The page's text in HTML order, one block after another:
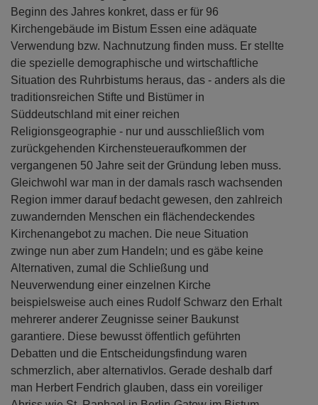
Beginn des Jahres konkret, dass er für 96
Kirchengebäude im Bistum Essen eine adäquate
Verwendung bzw. Nachnutzung finden muss. Er stellte
die spezielle demographische und wirtschaftliche
Situation des Ruhrbistums heraus, das - anders als die
traditionsreichen Stifte und Bistümer in
Süddeutschland mit einer reichen
Religionsgeographie - nur und ausschließlich vom
zurückgehenden Kirchensteueraufkommen der
vergangenen 50 Jahre seit der Gründung leben muss.
Gleichwohl war man in der damals rasch wachsenden
Region immer darauf bedacht gewesen, den zahlreich
zuwandernden Menschen ein flächendeckendes
Kirchenangebot zu machen. Die neue Situation
zwinge nun aber zum Handeln; und es gäbe keine
Alternativen, zumal die Schließung und
Neuverwendung einer einzelnen Kirche
beispielsweise auch eines Rudolf Schwarz den Erhalt
mehrerer anderer Zeugnisse seiner Baukunst
garantiere. Diese bewusst öffentlich geführten
Debatten und die Entscheidungsfindung waren
schmerzlich, aber alternativlos. Gerade deshalb darf
man Herbert Fendrich glauben, dass ein voreiliger